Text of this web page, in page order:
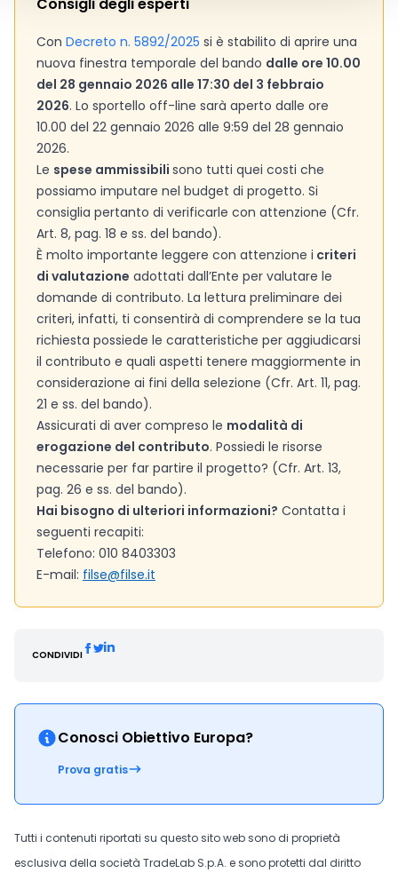
Con Decreto n. 5892/2025 si è stabilito di aprire una
nuova finestra temporale del bando dalle ore 10.00
del 28 gennaio 2026 alle 17:30 del 3 febbraio
2026. Lo sportello off-line sarà aperto dalle ore
10.00 del 22 gennaio 2026 alle 9:59 del 28 gennaio
2026.
Le spese ammissibili sono tutti quei costi che
possiamo imputare nel budget di progetto. Si
consiglia pertanto di verificarle con attenzione (Cfr.
Art. 8, pag. 18 e ss. del bando).
È molto importante leggere con attenzione i criteri
di valutazione adottati dall’Ente per valutare le
domande di contributo. La lettura preliminare dei
criteri, infatti, ti consentirà di comprendere se la tua
richiesta possiede le caratteristiche per aggiudicarsi
il contributo e quali aspetti tenere maggiormente in
considerazione ai fini della selezione (Cfr. Art. 11, pag.
21 e ss. del bando).
Assicurati di aver compreso le modalità di
erogazione del contributo. Possiedi le risorse
necessarie per far partire il progetto? (Cfr. Art. 13,
pag. 26 e ss. del bando).
Hai bisogno di ulteriori informazioni? Contatta i
seguenti recapiti:
Telefono: 010 8403303
E-mail: filse@filse.it
CONDIVIDI
Conosci Obiettivo Europa?
Prova gratis
Tutti i contenuti riportati su questo sito web sono di proprietà
esclusiva della società TradeLab S.p.A. e sono protetti dal diritto